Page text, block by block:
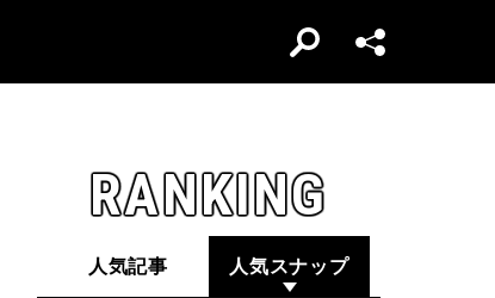
RANKING
人気記事 人気スナップ